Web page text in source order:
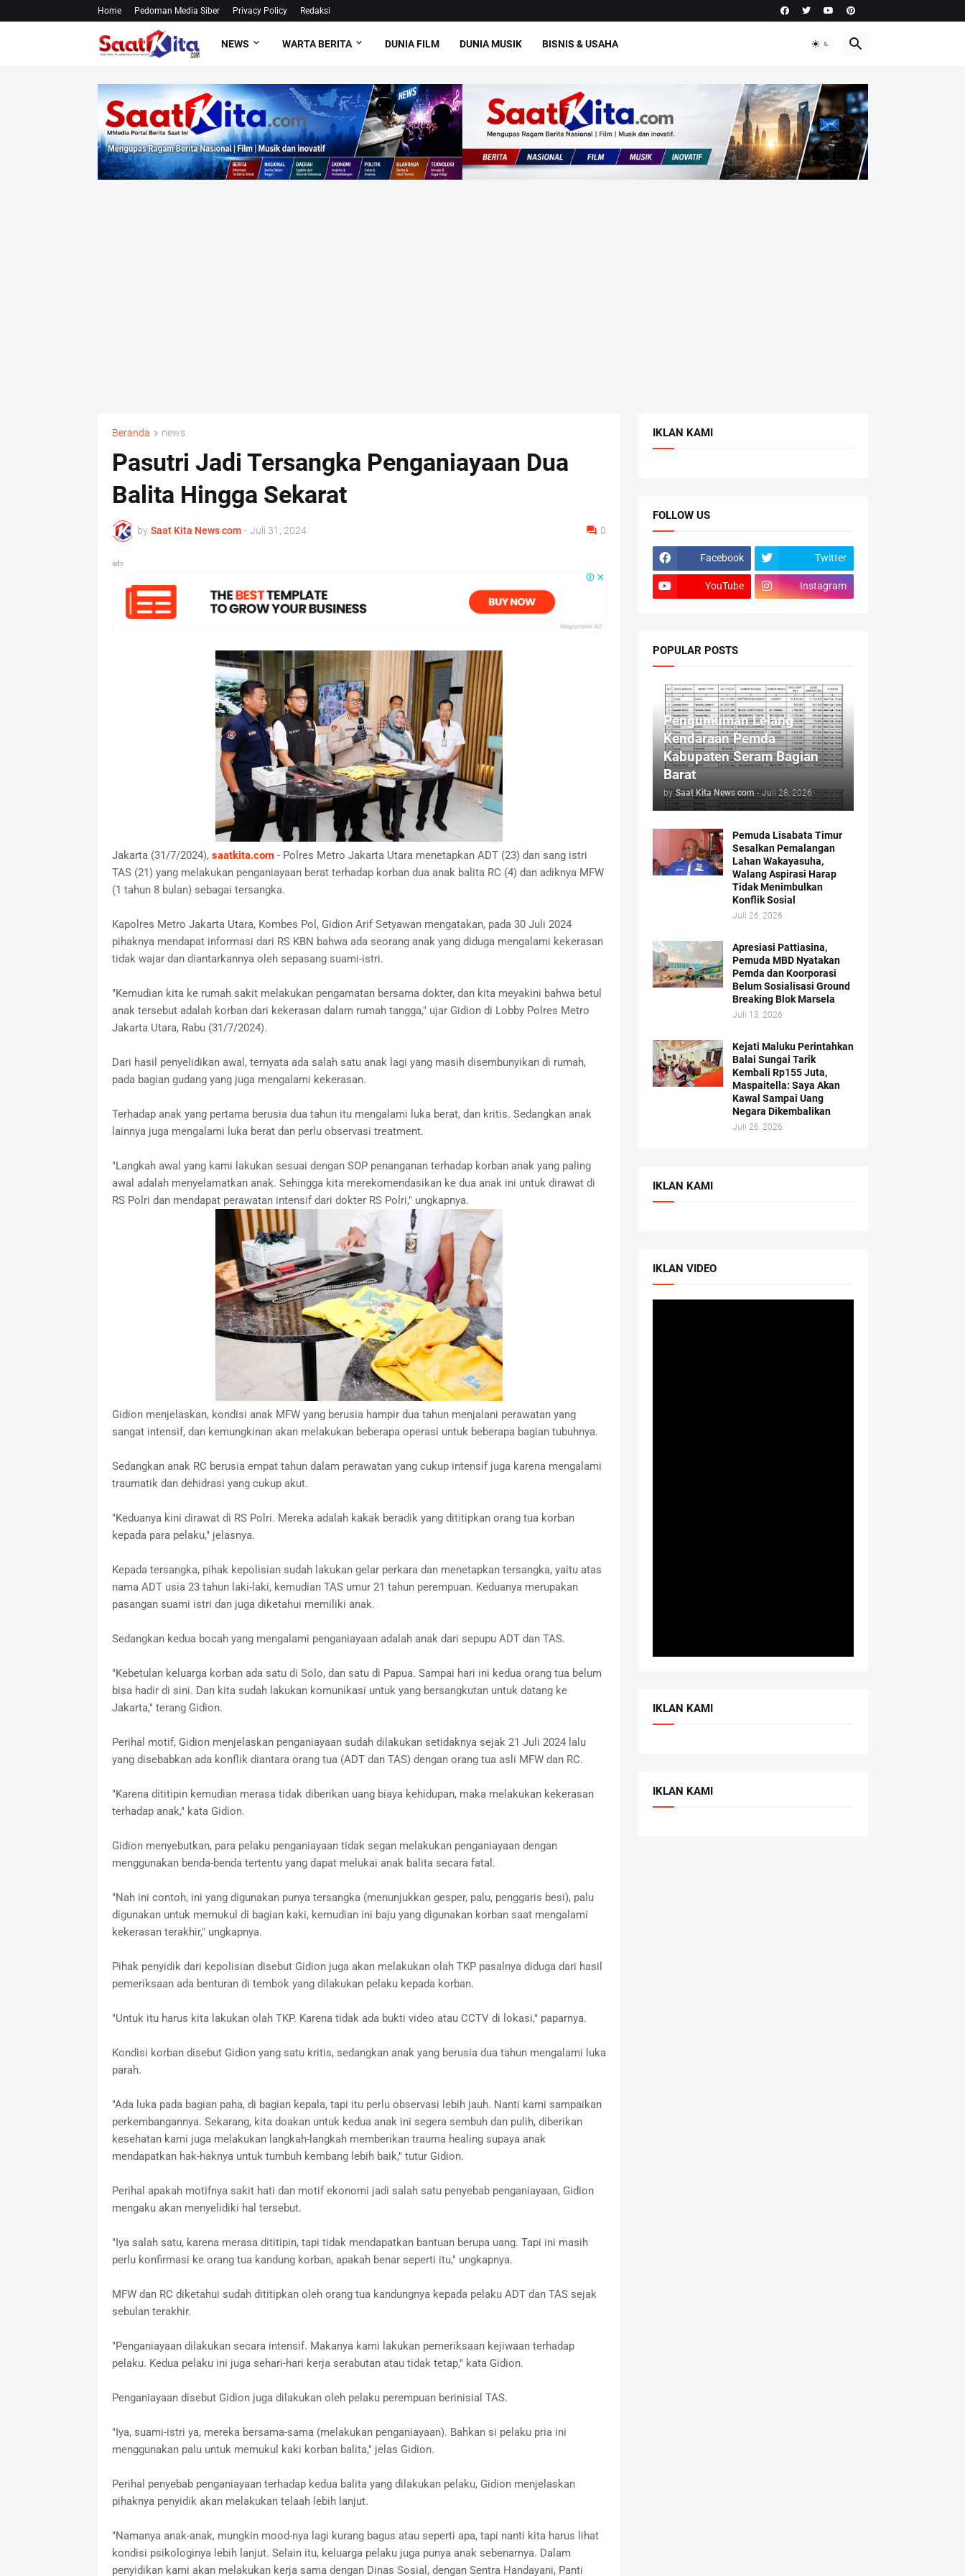
Home Pedoman Media Siber Privacy Policy Redaksi
NEWS WARTA BERITA DUNIA FILM DUNIA MUSIK BISNIS & USAHA
Beranda news
Pasutri Jadi Tersangka Penganiayaan Dua
Balita Hingga Sekarat
by Saat Kita News com - Juli 31, 2024 0
ads
Jakarta (31/7/2024), saatkita.com- Polres Metro Jakarta Utara menetapkan ADT (23) dan sang istri
TAS (21) yang melakukan penganiayaan berat terhadap korban dua anak balita RC (4) dan adiknya MFW
(1 tahun 8 bulan) sebagai tersangka.
Kapolres Metro Jakarta Utara, Kombes Pol, Gidion Arif Setyawan mengatakan, pada 30 Juli 2024
pihaknya mendapat informasi dari RS KBN bahwa ada seorang anak yang diduga mengalami kekerasan
tidak wajar dan diantarkannya oleh sepasang suami-istri.
"Kemudian kita ke rumah sakit melakukan pengamatan bersama dokter, dan kita meyakini bahwa betul
anak tersebut adalah korban dari kekerasan dalam rumah tangga," ujar Gidion di Lobby Polres Metro
Jakarta Utara, Rabu (31/7/2024).
Dari hasil penyelidikan awal, ternyata ada salah satu anak lagi yang masih disembunyikan di rumah,
pada bagian gudang yang juga mengalami kekerasan.
Terhadap anak yang pertama berusia dua tahun itu mengalami luka berat, dan kritis. Sedangkan anak
lainnya juga mengalami luka berat dan perlu observasi treatment.
"Langkah awal yang kami lakukan sesuai dengan SOP penanganan terhadap korban anak yang paling
awal adalah menyelamatkan anak. Sehingga kita merekomendasikan ke dua anak ini untuk dirawat di
RS Polri dan mendapat perawatan intensif dari dokter RS Polri," ungkapnya.
Gidion menjelaskan, kondisi anak MFW yang berusia hampir dua tahun menjalani perawatan yang
sangat intensif, dan kemungkinan akan melakukan beberapa operasi untuk beberapa bagian tubuhnya.
Sedangkan anak RC berusia empat tahun dalam perawatan yang cukup intensif juga karena mengalami
traumatik dan dehidrasi yang cukup akut.
"Keduanya kini dirawat di RS Polri. Mereka adalah kakak beradik yang dititipkan orang tua korban
kepada para pelaku," jelasnya.
Kepada tersangka, pihak kepolisian sudah lakukan gelar perkara dan menetapkan tersangka, yaitu atas
nama ADT usia 23 tahun laki-laki, kemudian TAS umur 21 tahun perempuan. Keduanya merupakan
pasangan suami istri dan juga diketahui memiliki anak.
Sedangkan kedua bocah yang mengalami penganiayaan adalah anak dari sepupu ADT dan TAS.
"Kebetulan keluarga korban ada satu di Solo, dan satu di Papua. Sampai hari ini kedua orang tua belum
bisa hadir di sini. Dan kita sudah lakukan komunikasi untuk yang bersangkutan untuk datang ke
Jakarta," terang Gidion.
Perihal motif, Gidion menjelaskan penganiayaan sudah dilakukan setidaknya sejak 21 Juli 2024 lalu
yang disebabkan ada konflik diantara orang tua (ADT dan TAS) dengan orang tua asli MFW dan RC.
"Karena dititipin kemudian merasa tidak diberikan uang biaya kehidupan, maka melakukan kekerasan
terhadap anak," kata Gidion.
Gidion menyebutkan, para pelaku penganiayaan tidak segan melakukan penganiayaan dengan
menggunakan benda-benda tertentu yang dapat melukai anak balita secara fatal.
"Nah ini contoh, ini yang digunakan punya tersangka (menunjukkan gesper, palu, penggaris besi), palu
digunakan untuk memukul di bagian kaki, kemudian ini baju yang digunakan korban saat mengalami
kekerasan terakhir," ungkapnya.
Pihak penyidik dari kepolisian disebut Gidion juga akan melakukan olah TKP pasalnya diduga dari hasil
pemeriksaan ada benturan di tembok yang dilakukan pelaku kepada korban.
"Untuk itu harus kita lakukan olah TKP. Karena tidak ada bukti video atau CCTV di lokasi," paparnya.
Kondisi korban disebut Gidion yang satu kritis, sedangkan anak yang berusia dua tahun mengalami luka
parah.
"Ada luka pada bagian paha, di bagian kepala, tapi itu perlu observasi lebih jauh. Nanti kami sampaikan
perkembangannya. Sekarang, kita doakan untuk kedua anak ini segera sembuh dan pulih, diberikan
kesehatan kami juga melakukan langkah-langkah memberikan trauma healing supaya anak
mendapatkan hak-haknya untuk tumbuh kembang lebih baik," tutur Gidion.
Perihal apakah motifnya sakit hati dan motif ekonomi jadi salah satu penyebab penganiayaan, Gidion
mengaku akan menyelidiki hal tersebut.
"Iya salah satu, karena merasa dititipin, tapi tidak mendapatkan bantuan berupa uang. Tapi ini masih
perlu konfirmasi ke orang tua kandung korban, apakah benar seperti itu," ungkapnya.
MFW dan RC diketahui sudah dititipkan oleh orang tua kandungnya kepada pelaku ADT dan TAS sejak
sebulan terakhir.
"Penganiayaan dilakukan secara intensif. Makanya kami lakukan pemeriksaan kejiwaan terhadap
pelaku. Kedua pelaku ini juga sehari-hari kerja serabutan atau tidak tetap," kata Gidion.
Penganiayaan disebut Gidion juga dilakukan oleh pelaku perempuan berinisial TAS.
"Iya, suami-istri ya, mereka bersama-sama (melakukan penganiayaan). Bahkan si pelaku pria ini
menggunakan palu untuk memukul kaki korban balita," jelas Gidion.
Perihal penyebab penganiayaan terhadap kedua balita yang dilakukan pelaku, Gidion menjelaskan
pihaknya penyidik akan melakukan telaah lebih lanjut.
"Namanya anak-anak, mungkin mood-nya lagi kurang bagus atau seperti apa, tapi nanti kita harus lihat
kondisi psikologinya lebih lanjut. Selain itu, keluarga pelaku juga punya anak sebenarnya. Dalam
penyidikan kami akan melakukan kerja sama dengan Dinas Sosial, dengan Sentra Handayani, Panti
IKLAN KAMI
FOLLOW US
Facebook Twitter
YouTube Instagram
POPULAR POSTS
Pengumuman Lelang
Kendaraan Pemda
Kabupaten Seram Bagian
Barat
by Saat Kita News com - Juli 28, 2026
Pemuda Lisabata Timur
Sesalkan Pemalangan
Lahan Wakayasuha,
Walang Aspirasi Harap
Tidak Menimbulkan
Konflik Sosial
Juli 26, 2026
Apresiasi Pattiasina,
Pemuda MBD Nyatakan
Pemda dan Koorporasi
Belum Sosialisasi Ground
Breaking Blok Marsela
Juli 13, 2026
Kejati Maluku Perintahkan
Balai Sungai Tarik
Kembali Rp155 Juta,
Maspaitella: Saya Akan
Kawal Sampai Uang
Negara Dikembalikan
Juli 26, 2026
IKLAN KAMI
IKLAN VIDEO
IKLAN KAMI
IKLAN KAMI